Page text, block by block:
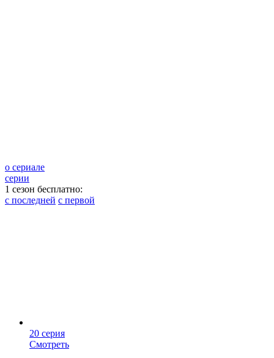
о сериале
серии
1 сезон бесплатно:
с последней с первой
20 серия
Смотреть